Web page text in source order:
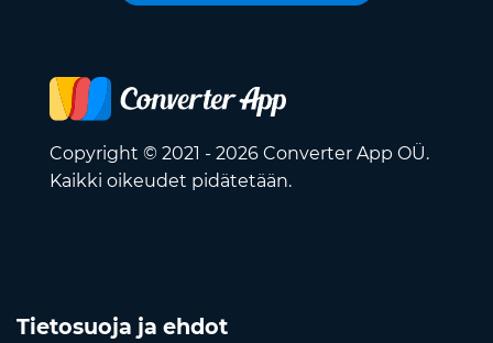
Copyright © 2021 - 2026 Converter App OÜ.
Kaikki oikeudet pidätetään.
Tietosuoja ja ehdot